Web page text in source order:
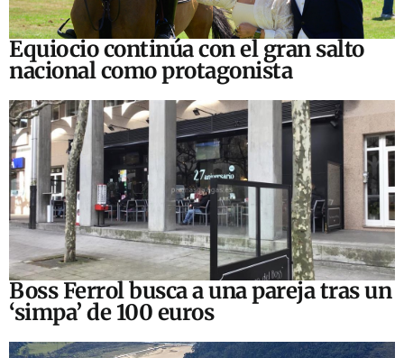
Equiocio continúa con el gran salto
nacional como protagonista
Boss Ferrol busca a una pareja tras un
‘simpa’ de 100 euros